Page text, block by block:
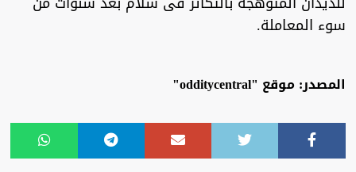
سوء المعاملة.
المصدر: موقع "odditycentral"